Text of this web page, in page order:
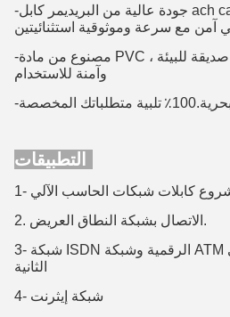
-جودة عالية من البريديمر كابل ach cat6 باختبار صارم لضمان
-مصنوع من مادة PVC ، ناعم ومقاوم للتآكل.أكثر صديقة للبيئة
وآمنة للاستخدام
تلبية متطلباتك المخصصة
2. الاتصال بشبكة النطاق العريض.
3- شبكة ISDN الرقمية وشبكة ATM بسرعة 155 ميجابت في
الثانية
4- شبكة إيثرنت